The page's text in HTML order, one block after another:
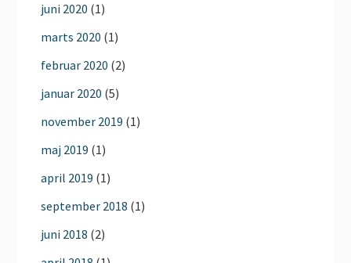
juni 2020 (1)
marts 2020 (1)
februar 2020 (2)
januar 2020 (5)
november 2019 (1)
maj 2019 (1)
april 2019 (1)
september 2018 (1)
juni 2018 (2)